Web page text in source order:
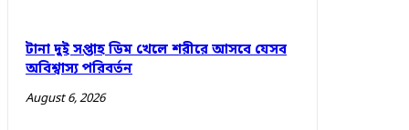
টানা দুই সপ্তাহ ডিম খেলে শরীরে আসবে যেসব
অবিশ্বাস্য পরিবর্তন
August 6, 2026